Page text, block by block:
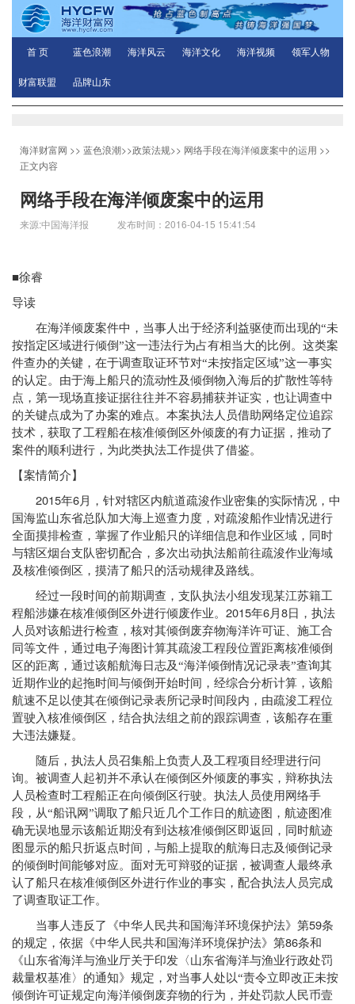
首 页 蓝色浪潮 海洋风云 海洋文化 海洋视频 领军人物
财富联盟 品牌山东
海洋财富网 >> 蓝色浪潮>>政策法规>> 网络手段在海洋倾废案中的运用 >>
正文内容
网络手段在海洋倾废案中的运用
来源:中国海洋报 发布时间：2016-04-15 15:41:54
■徐睿
导读
在海洋倾废案件中，当事人出于经济利益驱使而出现的“未
按指定区域进行倾倒”这一违法行为占有相当大的比例。这类案
件查办的关键，在于调查取证环节对“未按指定区域”这一事实
的认定。由于海上船只的流动性及倾倒物入海后的扩散性等特
点，第一现场直接证据往往并不容易捕获并证实，也让调查中
的关键点成为了办案的难点。本案执法人员借助网络定位追踪
技术，获取了工程船在核准倾倒区外倾废的有力证据，推动了
案件的顺利进行，为此类执法工作提供了借鉴。
【案情简介】
2015年6月，针对辖区内航道疏浚作业密集的实际情况，中
国海监山东省总队加大海上巡查力度，对疏浚船作业情况进行
全面摸排检查，掌握了作业船只的详细信息和作业区域，同时
与辖区烟台支队密切配合，多次出动执法船前往疏浚作业海域
及核准倾倒区，摸清了船只的活动规律及路线。
经过一段时间的前期调查，支队执法小组发现某江苏籍工
程船涉嫌在核准倾倒区外进行倾废作业。 2015年6月 8日，执法
人员对该船进行检查，核对其倾倒废弃物海洋许可证、施工合
同等文件，通过电子海图计算其疏浚工程段位置距离核准倾倒
区的距离，通过该船航海日志及“海洋倾倒情况记录表”查询其
近期作业的起拖时间与倾倒开始时间，经综合分析计算，该船
航速不足以使其在倾倒记录表所记录时间段内，由疏浚工程位
置驶入核准倾倒区，结合执法组之前的跟踪调查，该船存在重
大违法嫌疑。
随后，执法人员召集船上负责人及工程项目经理进行问
询。被调查人起初并不承认在倾倒区外倾废的事实，辩称执法
人员检查时工程船正在向倾倒区行驶。执法人员使用网络手
段，从“船讯网”调取了船只近几个工作日的航迹图，航迹图准
确无误地显示该船近期没有到达核准倾倒区即返回，同时航迹
图显示的船只折返点时间，与船上提取的航海日志及倾倒记录
的倾倒时间能够对应。面对无可辩驳的证据，被调查人最终承
认了船只在核准倾倒区外进行作业的事实，配合执法人员完成
了调查取证工作。
当事人违反了《中华人民共和国海洋环境保护法》第59条
的规定，依据《中华人民共和国海洋环境保护法》第86条和
《山东省海洋与渔业厅关于印发〈山东省海洋与渔业行政处罚
裁量权基准〉的通知》规定，对当事人处以“责令立即改正未按
倾倒许可证规定向海洋倾倒废弃物的行为，并处罚款人民币壹